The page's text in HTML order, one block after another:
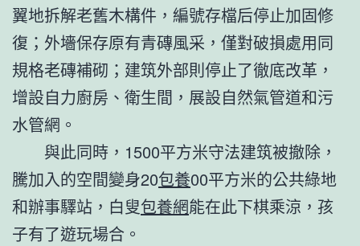
翼地拆解老舊木構件，編號存檔后停止加固修
復；外墻保存原有青磚風采，僅對破損處用同
規格老磚補砌；建筑外部則停止了徹底改革，
增設自力廚房、衛生間，展設自然氣管道和污
水管網。
與此同時，1500平方米守法建筑被撤除，
騰加入的空間變身20包養00平方米的公共綠地
和辦事驛站，白叟包養網能在此下棋乘涼，孩
子有了遊玩場合。